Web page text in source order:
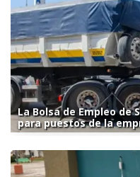
La Bolsa de Empleo de
para puestos de la